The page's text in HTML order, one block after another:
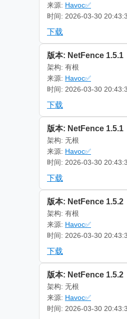
来源: Havoc✅
时间: 2026-03-30
下载
版本: NetFence 1.5.1
架构: 有根
来源: Havoc✅
时间: 2026-03-30
下载
版本: NetFence 1.5.1
架构: 无根
来源: Havoc✅
时间: 2026-03-30
下载
版本: NetFence 1.5.2
架构: 有根
来源: Havoc✅
时间: 2026-03-30
下载
版本: NetFence 1.5.2
架构: 无根
来源: Havoc✅
时间: 2026-03-30